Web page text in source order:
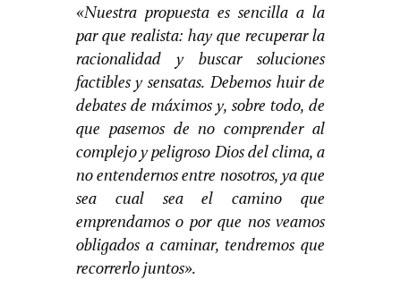
«Nuestra propuesta es sencilla a la
par que realista: hay que recuperar la
racionalidad y buscar soluciones
factibles y sensatas. Debemos huir de
debates de máximos y, sobre todo, de
que pasemos de no comprender al
complejo y peligroso Dios del clima, a
no entendernos entre nosotros, ya que
sea cual sea el camino que
emprendamos o por que nos veamos
obligados a caminar, tendremos que
recorrerlo juntos».